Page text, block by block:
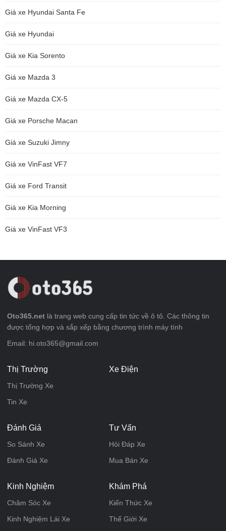
Giá xe Hyundai Santa Fe
Giá xe Hyundai
Giá xe Kia Sorento
Giá xe Mazda 3
Giá xe Mazda CX-5
Giá xe Porsche Macan
Giá xe Suzuki Jimny
Giá xe VinFast VF7
Giá xe Ford Transit
Giá xe Kia Morning
Giá xe VinFast VF3
Oto365.net là trang web cung cấp tin tức về ô tô. Các thông tin
được tổng hợp và sắp xếp bằng chương trình máy tính
Email: hi.oto365@gmail.com
Thị Trường
Thị Trường Xe
Tin Xe
Xe Điện
Đánh Giá
So Sánh Xe
Đánh Giá Xe
Tư Vấn
Hỏi Đáp Xe
Mua Bán Xe
Kinh Nghiệm
Chăm Sóc Xe
Kinh Nghiệm Lái Xe
Khám Phá
Kiến Thức Xe
Thế Giới Xe